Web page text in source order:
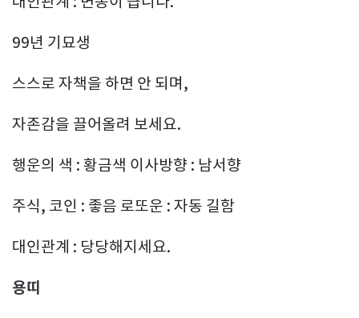
99년 기묘생
스스로 자책을 하면 안 되며,
자존감을 끌어올려 보세요.
행운의 색 : 황금색 이사방향 : 남서향
주식, 코인 : 좋음 로또운 : 자동 길함
대인관계 : 당당해지세요.
용띠